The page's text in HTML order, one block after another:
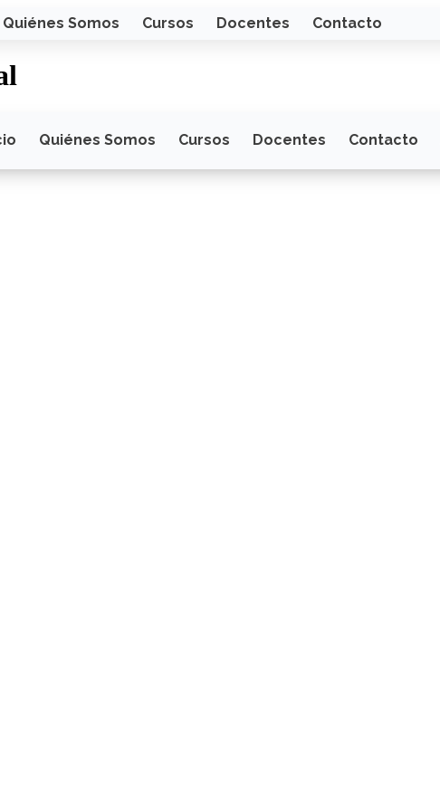
Quiénes Somos Cursos Docentes Contacto
Quiénes Somos Cursos Docentes Contacto